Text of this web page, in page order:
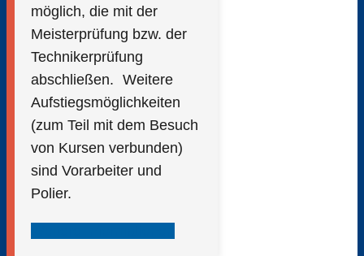
möglich, die mit der
Meisterprüfung bzw. der
Technikerprüfung
abschließen. Weitere
Aufstiegsmöglichkeiten
(zum Teil mit dem Besuch
von Kursen verbunden)
sind Vorarbeiter und
Polier.